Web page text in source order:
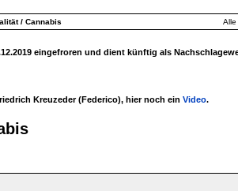
/ Cannabis Alle
eingefroren und dient künftig als
Kreuzeder (Federico), hier noch ein Video.